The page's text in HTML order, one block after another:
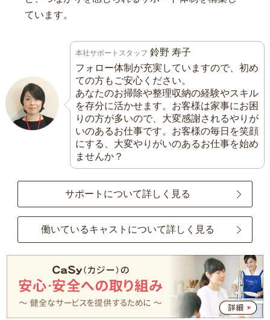
ています。
本社サポートスタッフ 鈴野 寿子
フォロー体制が充実していますので、初め
ての方もご安心ください。
あなたのお掃除や整理収納の経験やスキル
を存分に活かせます。お客様は家事にお困
りの方が多いので、大変感謝されるやりが
いのあるお仕事です。お客様の毎日を笑顔
にする、大変やりがいのあるお仕事を始め
ませんか？
サポートについて詳しく見る
働いているキャストについて詳しく見る